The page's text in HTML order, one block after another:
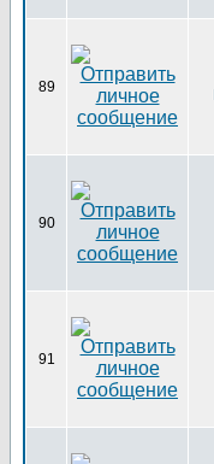
89
90
91